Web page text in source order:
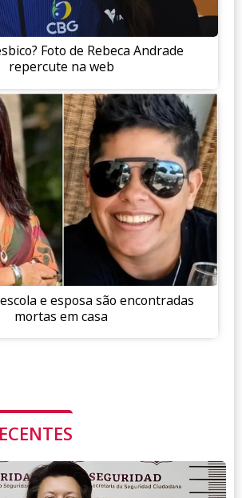
Foto de Rebeca Andrade
repercute na web
e esposa são encontradas
mortas em casa